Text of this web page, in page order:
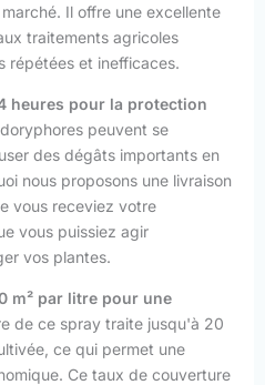
Il offre une excellente
traitements agricoles
répétées et inefficaces.
heures pour la protection
peuvent se
des dégâts importants en
nous proposons une livraison
vous receviez votre
vous puissiez agir
vos plantes.
m² par litre pour une
de ce spray traite jusqu'à 20
ce qui permet une
Ce taux de couverture